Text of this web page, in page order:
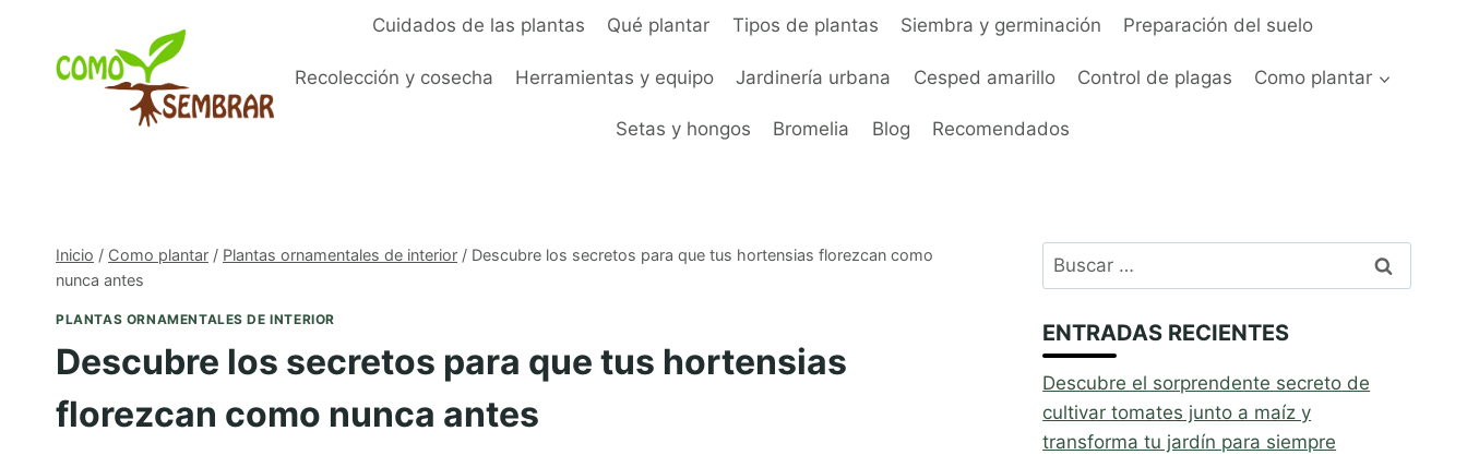
contenido
Cuidados de las plantas Qué plantar Tipos de plantas Siembra y germinación Preparación del suelo
Recolección y cosecha Herramientas y equipo Jardinería urbana Cesped amarillo Control de plagas Como plantar
Setas y hongos Bromelia Blog Recomendados
Inicio / Como plantar / Plantas ornamentales de interior / Descubre los secretos para que tus hortensias florezcan como
nunca antes
PLANTAS ORNAMENTALES DE INTERIOR
Descubre los secretos para que tus hortensias
florezcan como nunca antes
Buscar:
ENTRADAS RECIENTES
Descubre el sorprendente secreto de
cultivar tomates junto a maíz y
transforma tu jardín para siempre